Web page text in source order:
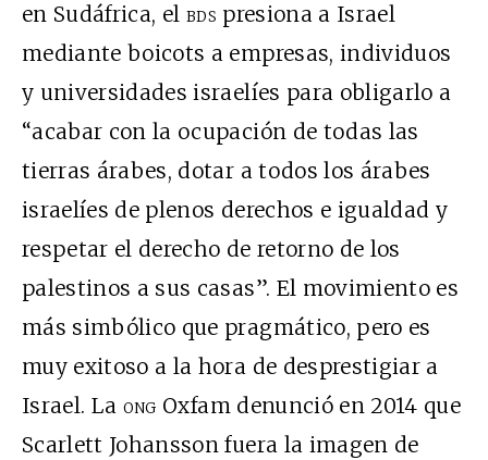
en Sudáfrica, el bds presiona a Israel
mediante boicots a empresas, individuos
y universidades israelíes para obligarlo a
“acabar con la ocupación de todas las
tierras árabes, dotar a todos los árabes
israelíes de plenos derechos e igualdad y
respetar el derecho de retorno de los
palestinos a sus casas”. El movimiento es
más simbólico que pragmático, pero es
muy exitoso a la hora de desprestigiar a
Israel. La ong Oxfam denunció en 2014 que
Scarlett Johansson fuera la imagen de